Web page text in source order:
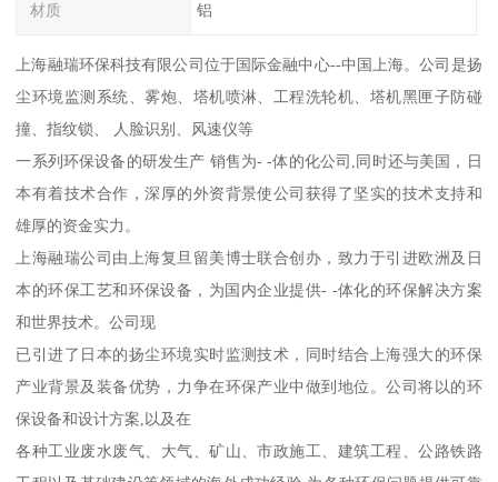
材质 铝
上海融瑞环保科技有限公司位于国际金融中心--中国上海。公司是扬
尘环境监测系统、雾炮、塔机喷淋、工程洗轮机、塔机黑匣子防碰
撞、指纹锁、 人脸识别、风速仪等
一系列环保设备的研发生产 销售为- -体的化公司,同时还与美国，日
本有着技术合作，深厚的外资背景使公司获得了坚实的技术支持和
雄厚的资金实力。
上海融瑞公司由上海复旦留美博士联合创办，致力于引进欧洲及日
本的环保工艺和环保设备，为国内企业提供- -体化的环保解决方案
和世界技术。公司现
已引进了日本的扬尘环境实时监测技术，同时结合上海强大的环保
产业背景及装备优势，力争在环保产业中做到地位。公司将以的环
保设备和设计方案,以及在
各种工业废水废气、大气、矿山、市政施工、建筑工程、公路铁路